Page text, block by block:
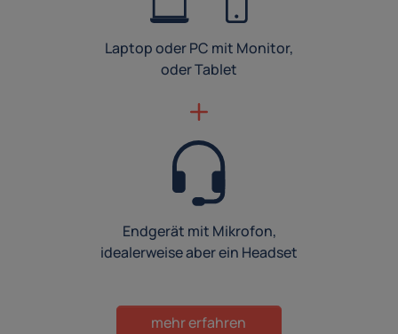
Laptop oder PC mit Monitor,
oder Tablet
Endgerät mit Mikrofon,
idealerweise aber ein Headset
mehr erfahren